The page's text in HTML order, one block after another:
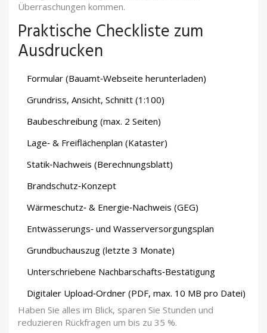
Überraschungen kommen.
Praktische Checkliste zum
Ausdrucken
Formular (Bauamt‑Webseite herunterladen)
Grundriss, Ansicht, Schnitt (1:100)
Baubeschreibung (max. 2 Seiten)
Lage‑ & Freiflächenplan (Kataster)
Statik‑Nachweis (Berechnungsblatt)
Brandschutz‑Konzept
Wärmeschutz‑ & Energie‑Nachweis (GEG)
Entwässerungs‑ und Wasserversorgungsplan
Grundbuchauszug (letzte 3 Monate)
Unterschriebene Nachbarschafts‑Bestätigung
Digitaler Upload‑Ordner (PDF, max. 10 MB pro Datei)
Haben Sie alles im Blick, sparen Sie Stunden und
reduzieren Rückfragen um bis zu 35 %.